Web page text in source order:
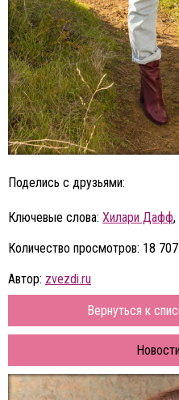
Поделись с друзьями:
Ключевые слова: Хилари Дафф,
Количество просмотров: 18 707
Автор: zvezdi.ru
Вернуться к